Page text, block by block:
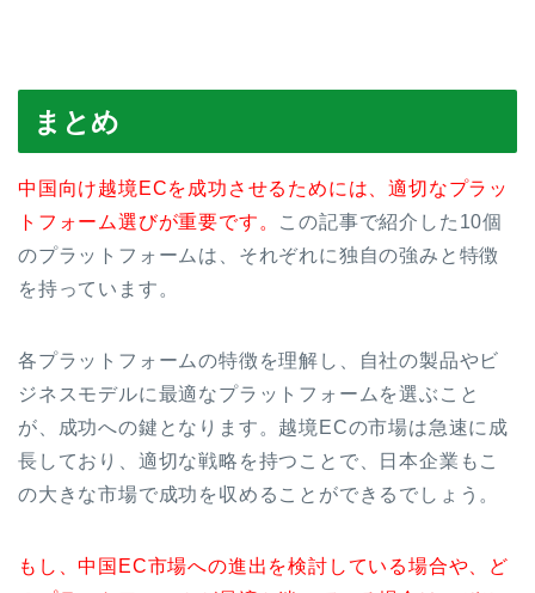
まとめ
中国向け越境ECを成功させるためには、適切なプラッ
トフォーム選びが重要です。 この記事で紹介した10個
のプラットフォームは、それぞれに独自の強みと特徴
を持っています。
各プラットフォームの特徴を理解し、自社の製品やビ
ジネスモデルに最適なプラットフォームを選ぶこと
が、成功への鍵となります。越境ECの市場は急速に成
長しており、適切な戦略を持つことで、日本企業もこ
の大きな市場で成功を収めることができるでしょう。
もし、中国EC市場への進出を検討している場合や、ど